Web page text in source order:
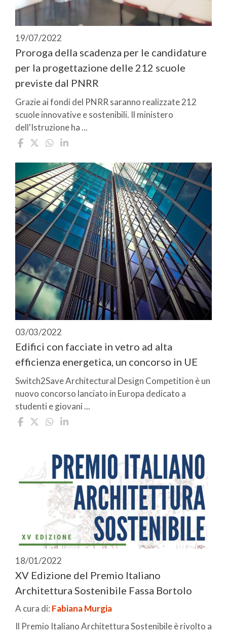
19/07/2022
Proroga della scadenza per le candidature
per la progettazione delle 212 scuole
previste dal PNRR
Grazie ai fondi del PNRR saranno realizzate 212
scuole innovative e sostenibili. Il ministero
dell'Istruzione ha ...
03/03/2022
Edifici con facciate in vetro ad alta
efficienza energetica, un concorso in UE
Switch2Save Architectural Design Competition è un
nuovo concorso lanciato in Europa dedicato a
studenti e giovani ...
18/01/2022
XV Edizione del Premio Italiano
Architettura Sostenibile Fassa Bortolo
A cura di: Fabiana Murgia
Il Premio Italiano Architettura Sostenibile è rivolto a